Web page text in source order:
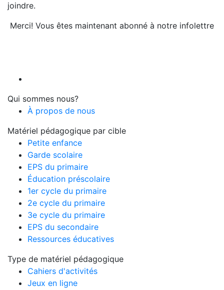
joindre.
Merci! Vous êtes maintenant abonné à notre infolettre
Qui sommes nous?
À propos de nous
Matériel pédagogique par cible
Petite enfance
Garde scolaire
EPS du primaire
Éducation préscolaire
1er cycle du primaire
2e cycle du primaire
3e cycle du primaire
EPS du secondaire
Ressources éducatives
Type de matériel pédagogique
Cahiers d'activités
Jeux en ligne